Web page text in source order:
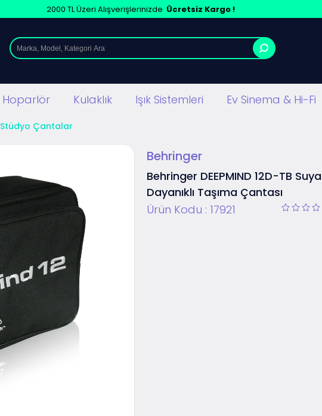
2000 TL Üzeri Alışverişlerinizde Ücretsiz Kargo !
Hoparlör Kulaklık Işık Sistemleri Ev Sinema & Hi-Fi
Stüdyo Çantalar
Behringer
Behringer DEEPMIND 12D-TB Suya
Dayanıklı Taşıma Çantası
Ürün Kodu : 17921